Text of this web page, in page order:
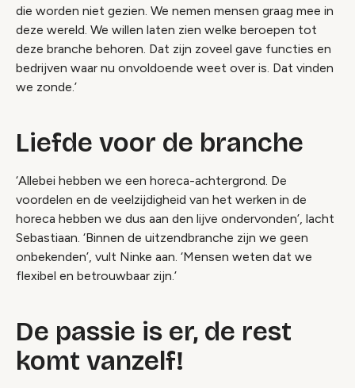
die worden niet gezien. We nemen mensen graag mee in
deze wereld. We willen laten zien welke beroepen tot
deze branche behoren. Dat zijn zoveel gave functies en
bedrijven waar nu onvoldoende weet over is. Dat vinden
we zonde.’
Liefde voor de branche
‘Allebei hebben we een horeca-achtergrond. De
voordelen en de veelzijdigheid van het werken in de
horeca hebben we dus aan den lijve ondervonden’, lacht
Sebastiaan. ‘Binnen de uitzendbranche zijn we geen
onbekenden’, vult Ninke aan. ‘Mensen weten dat we
flexibel en betrouwbaar zijn.’
De passie is er, de rest
komt vanzelf!